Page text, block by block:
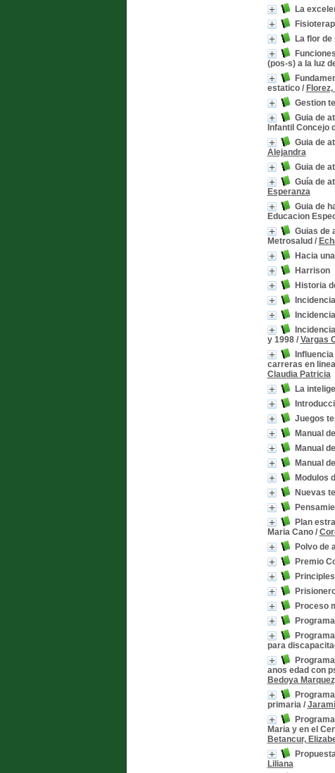
La
La flor de
(pos-s) a la luz
estatico/
Gestion
Guia de
Infantil Concejo
Guia de
Alejandra
Guia de
Guía de
Esperanza
Guia de
Educacion
Guias de
Metrosalud /
Hacia
Harrison
Historia
y 1998/ Vargas
carreras en
Claudia Patricia
La
Juegos
Manual
Manual
Manual
Modulos
Nuevas
Plan
Maria Cano/
Polvo de
Premio
Proceso
para
anos edad con
Bedoya
primaria/
Maria y en el
Betancur,
Liliana